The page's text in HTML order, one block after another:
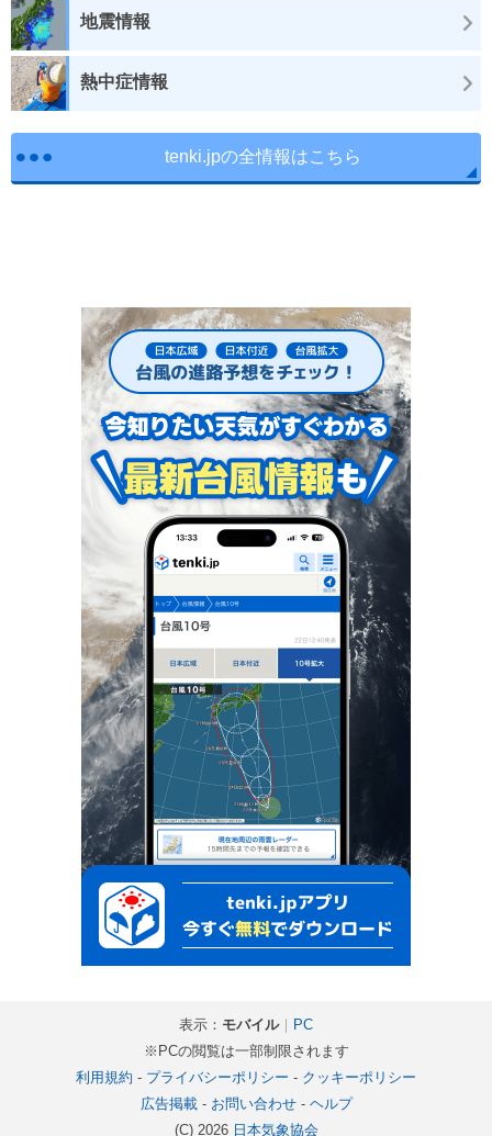
地震情報
熱中症情報
tenki.jpの全情報はこちら
表示： モバイル｜
PC
※PCの閲覧は一部制限されます
利用規約 - プライバシーポリシー - クッキーポリシー
広告掲載- お問い合わせ- ヘルプ
(C) 2026 日本気象協会